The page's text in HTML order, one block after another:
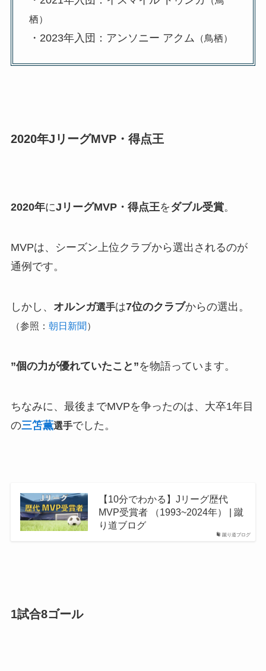
栖）
・2023年入団：アンソニー アクム （鳥栖）
2020年JリーグMVP・得点王
2020年にJリーグMVP・得点王をダブル受賞。
MVPは、シーズン上位クラブから選出されるのが
通例です。
しかし、 オルンガ選手は7位のクラブからの選出。
（参照： 朝日新聞 ）
”個の力が優れていたこと”を物語っています。
ちなみに、最後までMVPを争ったのは、大卒1年目
の三笘薫選手でした。
蹴り道ブログ
【10分でわかる】Jリーグ歴代
MVP受賞者 （1993~2024年） | 蹴
り道ブログ
1試合8ゴール